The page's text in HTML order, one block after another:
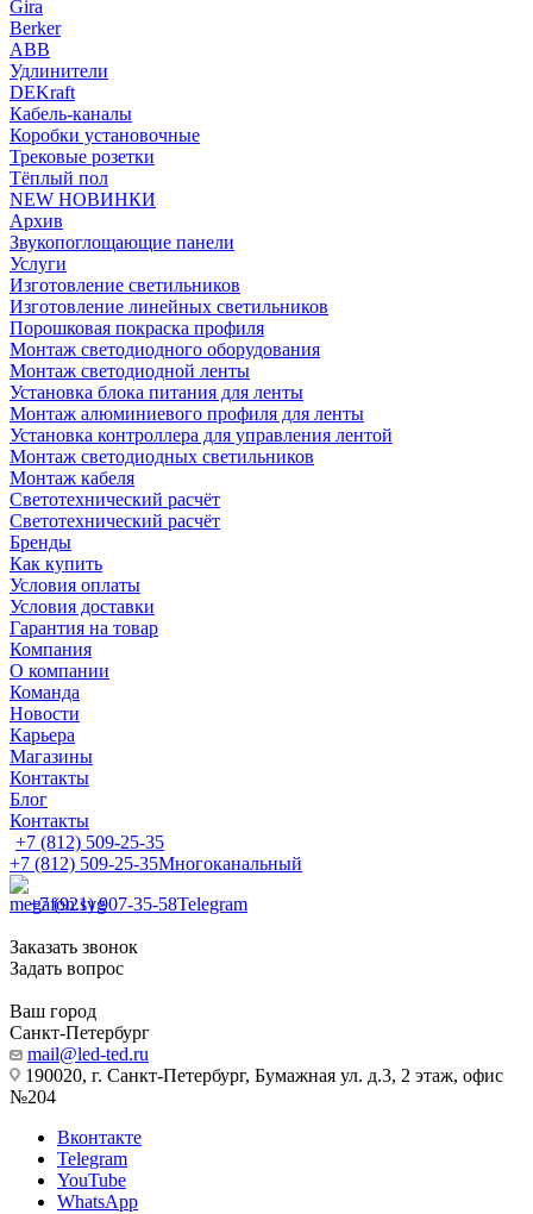
Gira
Berker
ABB
Удлинители
DEKraft
Кабель-каналы
Коробки установочные
Трековые розетки
Тёплый пол
NEW НОВИНКИ
Архив
Звукопоглощающие панели
Услуги
Изготовление светильников
Изготовление линейных светильников
Порошковая покраска профиля
Монтаж светодиодного оборудования
Монтаж светодиодной ленты
Установка блока питания для ленты
Монтаж алюминиевого профиля для ленты
Установка контроллера для управления лентой
Монтаж светодиодных светильников
Монтаж кабеля
Светотехнический расчёт
Светотехнический расчёт
Бренды
Как купить
Условия оплаты
Условия доставки
Гарантия на товар
Компания
О компании
Команда
Новости
Карьера
Магазины
Контакты
Блог
Контакты
+7 (812) 509-25-35
+7 (812) 509-25-35Многоканальный
+7 (921) 907-35-58Telegram
Заказать звонок
Задать вопрос
Ваш город
Санкт-Петербург
mail@led-ted.ru
190020, г. Санкт-Петербург, Бумажная ул. д.3, 2 этаж, офис
№204
Вконтакте
Telegram
YouTube
WhatsApp